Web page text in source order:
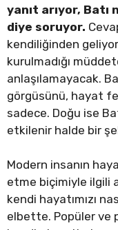
yanıt arıyor, Batı
diye soruyor.
kendiliğinden
kurulmadığı
anlaşılamayacak.
görgüsünü, hayat
sadece. Doğu ise
etkilenir halde bir
Modern insanın
etme biçimiyle ilgili
kendi hayatımızı
elbette. Popüler ve